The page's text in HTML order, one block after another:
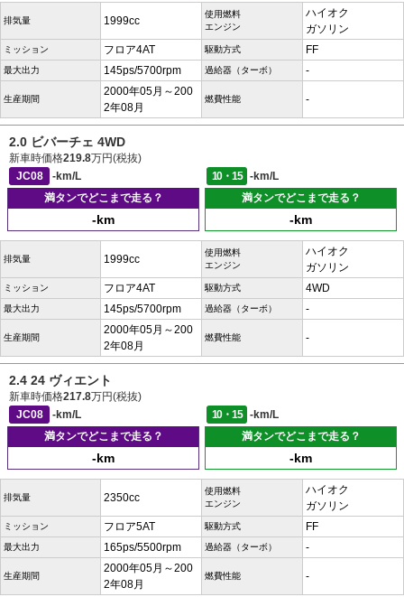
排気量 1999cc
使用燃料
エンジン
ハイオク
ガソリン
ミッション フロア4AT 駆動方式 FF
最大出力 145ps/5700rpm 過給器（ターボ） -
生産期間
2000年05月～200
2年08月
燃費性能 -
2.0 ビバーチェ 4WD
新車時価格219.8万円(税抜)
JC08
-km/L 10・15
-km/L
満タンでどこまで走る？
-km
満タンでどこまで走る？
-km
排気量 1999cc
使用燃料
エンジン
ハイオク
ガソリン
ミッション フロア4AT 駆動方式 4WD
最大出力 145ps/5700rpm 過給器（ターボ） -
生産期間
2000年05月～200
2年08月
燃費性能 -
2.4 24 ヴィエント
新車時価格217.8万円(税抜)
JC08
-km/L 10・15
-km/L
満タンでどこまで走る？
-km
満タンでどこまで走る？
-km
排気量 2350cc
使用燃料
エンジン
ハイオク
ガソリン
ミッション フロア5AT 駆動方式 FF
最大出力 165ps/5500rpm 過給器（ターボ） -
生産期間
2000年05月～200
2年08月
燃費性能 -